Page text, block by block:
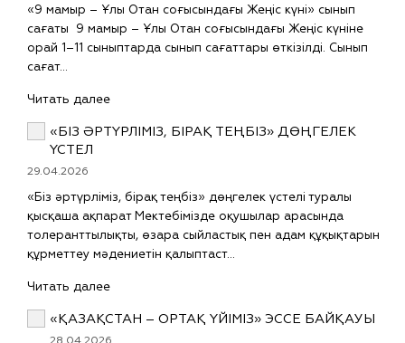
«9 мамыр – Ұлы Отан соғысындағы Жеңіс күні» сынып
сағаты 9 мамыр – Ұлы Отан соғысындағы Жеңіс күніне
орай 1–11 сыныптарда сынып сағаттары өткізілді. Сынып
сағат…
Читать далее
«БІЗ ӘРТҮРЛІМІЗ, БІРАҚ ТЕҢБІЗ» ДӨҢГЕЛЕК
ҮСТЕЛ
29.04.2026
«Біз әртүрліміз, бірақ теңбіз» дөңгелек үстелі туралы
қысқаша ақпарат Мектебімізде оқушылар арасында
толеранттылықты, өзара сыйластық пен адам құқықтарын
құрметтеу мәдениетін қалыптаст…
Читать далее
«ҚАЗАҚСТАН – ОРТАҚ ҮЙІМІЗ» ЭССЕ БАЙҚАУЫ